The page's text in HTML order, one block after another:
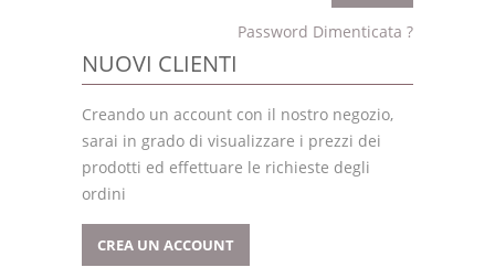
Password Dimenticata ?
NUOVI CLIENTI
Creando un account con il nostro negozio,
sarai in grado di visualizzare i prezzi dei
prodotti ed effettuare le richieste degli
ordini
CREA UN ACCOUNT